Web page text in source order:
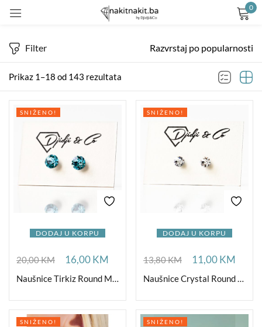
0
Prikaz 1–18 od 143 rezultata
Filter Razvrstaj po popularnosti
DODAJ U KORPU
SNIŽENO!
20,00KM 16,00KM
Naušnice Tirkiz Round Medium
DODAJ U KORPU
SNIŽENO!
13,80KM 11,00KM
Naušnice Crystal Round Small
SNIŽENO! SNIŽENO!
Remember me Lost password?
CREATE AN ACCOUNT